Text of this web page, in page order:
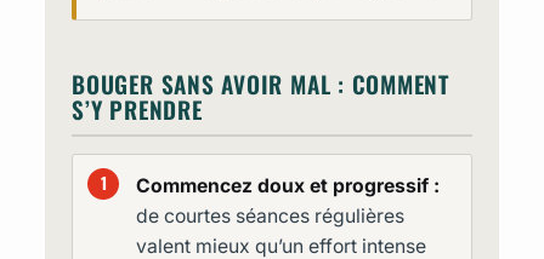
BOUGER SANS AVOIR MAL : COMMENT
S’Y PRENDRE
Commencez doux et progressif :
de courtes séances régulières
valent mieux qu’un effort intense